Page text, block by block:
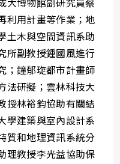
利用計畫等作業；地
土木與空間資訊系助
所副教授鍾國風進行
；鐘郁琁都市計畫師
法研擬；雲林科技大
授林裕鈞協助有關結
學建築與室內設計系
質和地理資訊系統分
理教授李光益協助保